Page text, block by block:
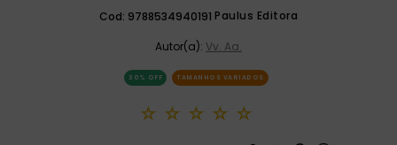
Cod: 9788534940191 Paulus Editora
Autor(a): Vv. Aa.
30% OFF TAMANHOS VARIADOS
☆ ☆ ☆ ☆ ☆